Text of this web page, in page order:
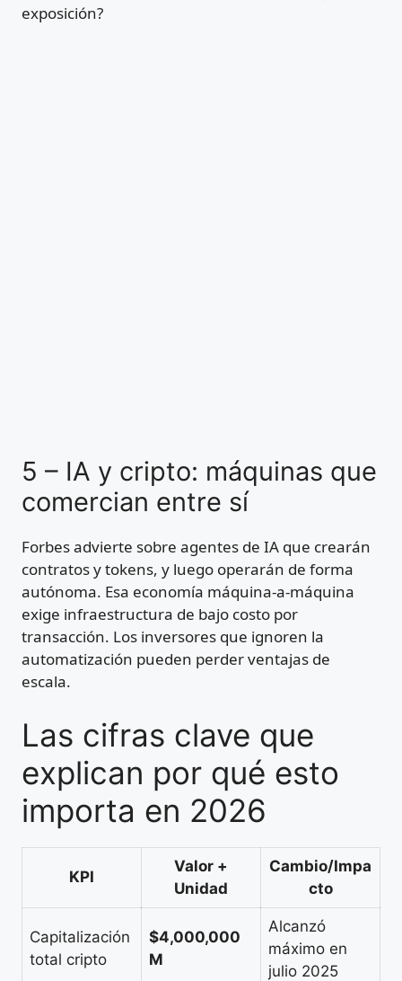
exposición?
5 – IA y cripto: máquinas que
comercian entre sí
Forbes advierte sobre agentes de IA que crearán
contratos y tokens, y luego operarán de forma
autónoma. Esa economía máquina-a-máquina
exige infraestructura de bajo costo por
transacción. Los inversores que ignoren la
automatización pueden perder ventajas de
escala.
Las cifras clave que
explican por qué esto
importa en 2026
KPI
Valor +
Unidad
Cambio/Impa
cto
Capitalización
total cripto
$4,000,000
M
Alcanzó
máximo en
julio 2025